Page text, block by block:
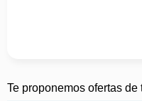
Te proponemos ofertas de